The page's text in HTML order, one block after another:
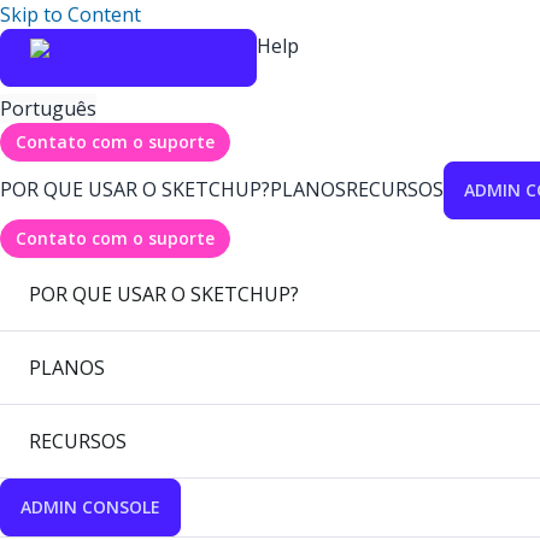
Skip to Content
Help
Português
Contato com o suporte
POR QUE USAR O SKETCHUP?PLANOSRECURSOS ADMIN
Contato com o suporte
POR QUE USAR O SKETCHUP?
PLANOS
RECURSOS
ADMIN CONSOLE